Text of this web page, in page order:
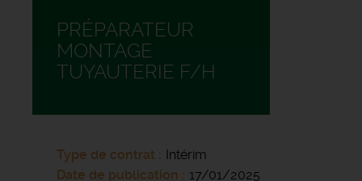
PRÉPARATEUR
MONTAGE
TUYAUTERIE F/H
Type de contrat
Intérim
Date de publication
17/01/2025